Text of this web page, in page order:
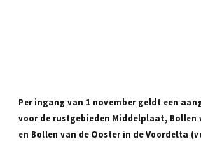
Per ingang van 1 november geldt een
voor de rustgebieden Middelplaat, Bollen
en Bollen van de Ooster in de Voordelta